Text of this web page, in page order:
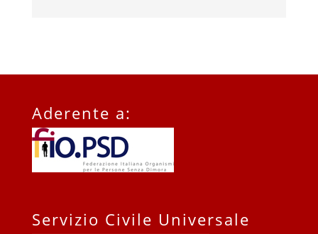
Aderente a:
Servizio Civile Universale